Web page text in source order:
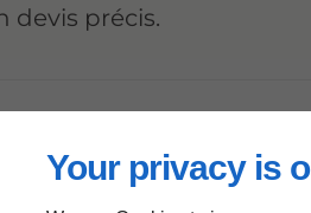
Your privacy is
devis précis.
matériel de